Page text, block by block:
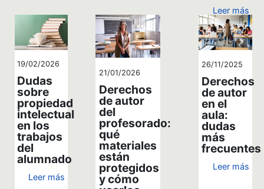
Leer más
19/02/2026
Dudas
sobre
propiedad
intelectual
en los
trabajos
del
alumnado
Leer más
21/01/2026
Derechos
de autor
del
profesorado:
qué
materiales
están
protegidos
y cómo
26/11/2025
Derechos
de autor
en el
aula:
dudas
más
frecuentes
Leer más